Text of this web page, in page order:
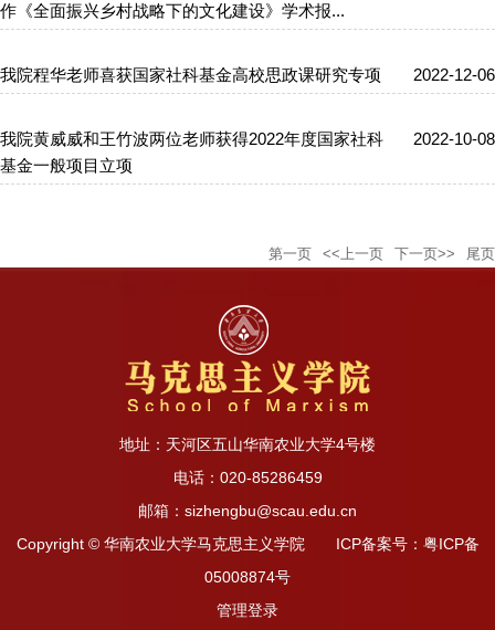
作《全面振兴乡村战略下的文化建设》学术报...
我院程华老师喜获国家社科基金高校思政课研究专项 2022-12-06
我院黄威威和王竹波两位老师获得2022年度国家社科
基金一般项目立项
2022-10-08
第一页 <<上一页 下一页>> 尾页
地址：天河区五山华南农业大学4号楼
电话：020-85286459
邮箱：sizhengbu@scau.edu.cn
Copyright © 华南农业大学马克思主义学院 ICP备案号：粤ICP备
05008874号
管理登录